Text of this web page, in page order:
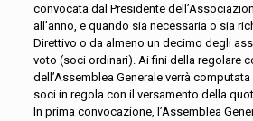
convocata dal Presidente
all’anno, e quando sia necessaria o sia
Direttivo o da almeno un decimo degli
voto (soci ordinari). Ai fini della regolare
dell’Assemblea Generale verrà
soci in regola con il versamento della
In prima convocazione, l’Assemblea